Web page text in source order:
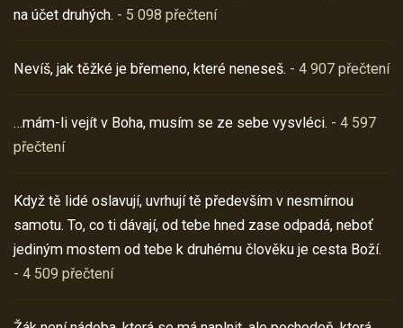
na účet druhých. - 5 098 přečtení
Nevíš, jak těžké je břemeno, které neneseš. - 4 907 přečtení
…mám-li vejít v Boha, musím se ze sebe vysvléci. - 4 597
přečtení
Když tě lidé oslavují, uvrhují tě především v nesmírnou
samotu. To, co ti dávají, od tebe hned zase odpadá, neboť
jediným mostem od tebe k druhému člověku je cesta Boží.
- 4 509 přečtení